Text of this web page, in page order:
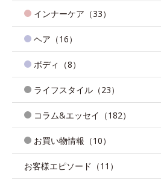
インナーケア（33）
ヘア（16）
ボディ（8）
ライフスタイル（23）
コラム&エッセイ（182）
お買い物情報（10）
お客様エピソード（11）